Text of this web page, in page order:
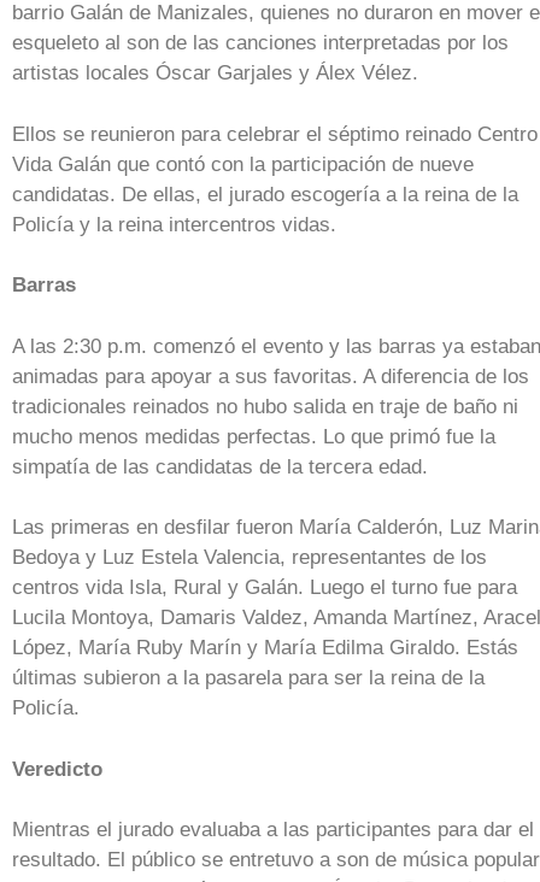
barrio Galán de Manizales, quienes no duraron en mover
esqueleto al son de las canciones interpretadas por los
artistas locales Óscar Garjales y Álex Vélez.
Ellos se reunieron para celebrar el séptimo reinado Centro
Vida Galán que contó con la participación de nueve
candidatas. De ellas, el jurado escogería a la reina de la
Policía y la reina intercentros vidas.
Barras
A las 2:30 p.m. comenzó el evento y las barras ya estaban
animadas para apoyar a sus favoritas. A diferencia de los
tradicionales reinados no hubo salida en traje de baño ni
mucho menos medidas perfectas. Lo que primó fue la
simpatía de las candidatas de la tercera edad.
Las primeras en desfilar fueron María Calderón, Luz
Bedoya y Luz Estela Valencia, representantes de los
centros vida Isla, Rural y Galán. Luego el turno fue para
Lucila Montoya, Damaris Valdez, Amanda Martínez,
López, María Ruby Marín y María Edilma Giraldo. Estás
últimas subieron a la pasarela para ser la reina de la
Policía.
Veredicto
Mientras el jurado evaluaba a las participantes para dar el
resultado. El público se entretuvo a son de música popular